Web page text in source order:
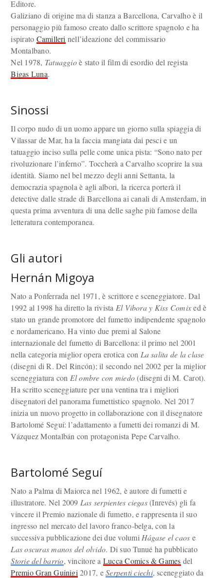
Editore.
Galiziano di origine ma di stanza a Barcellona, Carvalho è il
personaggio più famoso creato dallo scrittore spagnolo e ha
ispirato Camilleri nell’ideazione del commissario
Montalbano.
Nel 1978, Tatuaggioè stato il film di esordio del regista
Bigas Luna.
Sinossi
Il corpo nudo di un uomo appare un giorno sulla spiaggia di
Vilassar de Mar, ha la faccia mangiata dai pesci e un
tatuaggio inciso sulla pelle come unica pista: “Sono nato per
rivoluzionare l’inferno”. Toccherà a Carvalho scoprire la sua
identità. Siamo nel bel mezzo degli anni Settanta, la
democrazia spagnola è agli albori, la ricerca porterà il
detective dalle strade di Barcellona ai canali di Amsterdam, in
questa prima avventura di una delle saghe più famose della
letteratura contemporanea.
Gli autori
Hernán Migoya
Nato a Ponferrada nel 1971, è scrittore e sceneggiatore. Dal
1992 al 1998 ha diretto la rivista El Vibora y Kiss Comixed è
stato un grande promotore del fumetto indipendente spagnolo
e nordamericano. Ha vinto due premi al Salone
internazionale del fumetto di Barcellona: il primo nel 2001
nella categoria miglior opera erotica con La salita de la clase
(disegni di R. Del Rincón); il secondo nel 2002 per la miglior
sceneggiatura con El ombre con miedo(disegni di M. Carot).
Ha scritto sceneggiature per una ventina tra i migliori
disegnatori del panorama fumettistico spagnolo. Nel 2017
inizia un nuovo progetto in collaborazione con il disegnatore
Bartolomé Seguí: l’adattamento a fumetti dei romanzi di M.
Vázquez Montalbán con protagonista Pepe Carvalho.
Bartolomé Seguí
Nato a Palma di Maiorca nel 1962, è autore di fumetti e
illustratore. Nel 2009 Las serpientes ciegas(Inrevés) gli fa
vincere il Premio nazionale di fumetto, e rappresenta il suo
ingresso nel mercato del lavoro franco-belga, con la
successiva pubblicazione dei due volumi Hágase el caos e
Las oscuras manos del olvido. Di suo Tunué ha pubblicato
Storie del barrio, vincitore a Lucca Comics & Games del
Premio Gran Guinigi 2017, eSerpenti ciechi, sceneggiato da